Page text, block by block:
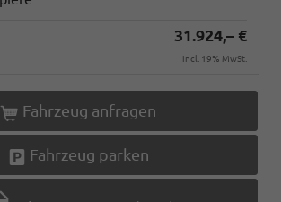
31.924,– €
incl. 19% MwSt.
Fahrzeug anfragen
Fahrzeug parken